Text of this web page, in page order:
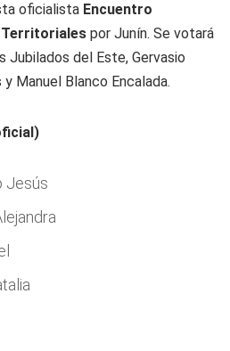
oficialista Encuentro
Territoriales por Junín. Se votará
Jubilados del Este, Gervasio
Manuel Blanco Encalada.
Jesús